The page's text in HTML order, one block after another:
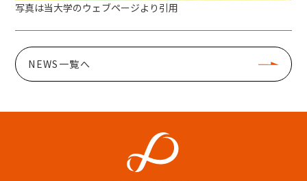
写真は当大学のウェブページより引用
NEWS一覧へ